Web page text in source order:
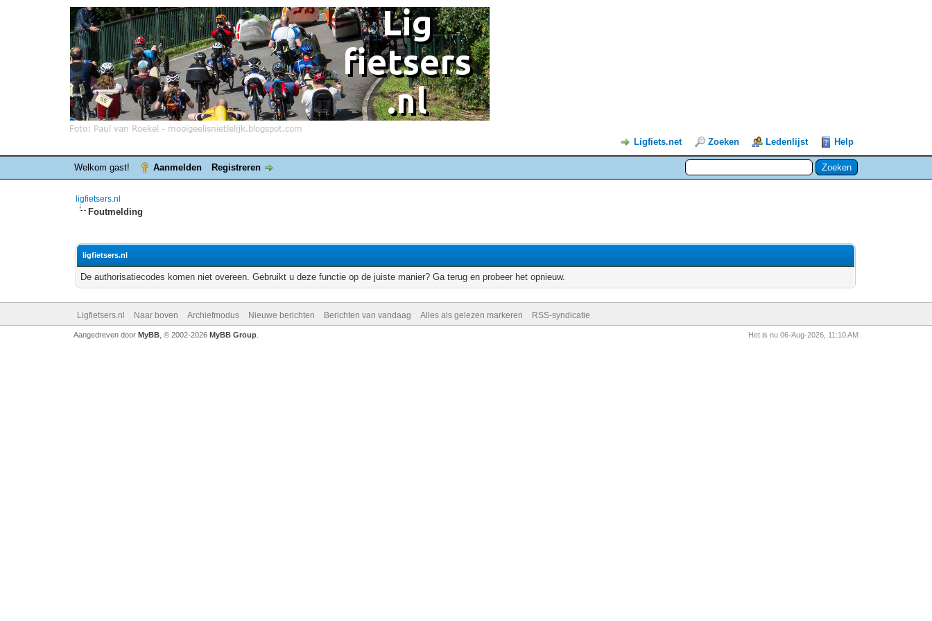
Ligfiets.net Zoeken Ledenlijst Help
Welkom gast! Aanmelden Registreren
ligfietsers.nl
Foutmelding
ligfietsers.nl
De authorisatiecodes komen niet overeen. Gebruikt u deze functie op de juiste manier? Ga terug en probeer het opnieuw.
Ligfietsers.nl Naar boven Archiefmodus Nieuwe berichten Berichten van vandaag Alles als gelezen markeren RSS-syndicatie
Het is nu 06-Aug-2026, 11:10 AM
Aangedreven door MyBB, © 2002-2026 MyBB Group.